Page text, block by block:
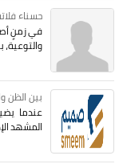
حسناء
في زمنٍ
والتوعية،
بين الظن
عندما
المشهد